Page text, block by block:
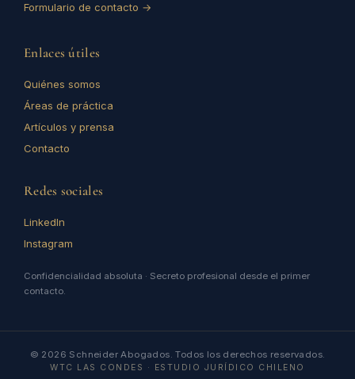
Formulario de contacto →
Enlaces útiles
Quiénes somos
Áreas de práctica
Artículos y prensa
Contacto
Redes sociales
LinkedIn
Instagram
Confidencialidad absoluta · Secreto profesional desde el primer
contacto.
© 2026 Schneider Abogados. Todos los derechos reservados.
WTC LAS CONDES · ESTUDIO JURÍDICO CHILENO